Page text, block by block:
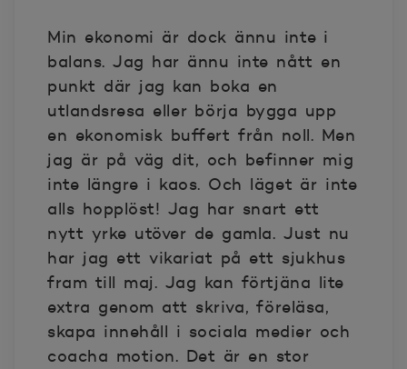
Min ekonomi är dock ännu inte i
balans. Jag har ännu inte nått en
punkt där jag kan boka en
utlandsresa eller börja bygga upp
en ekonomisk buffert från noll. Men
jag är på väg dit, och befinner mig
inte längre i kaos. Och läget är inte
alls hopplöst! Jag har snart ett
nytt yrke utöver de gamla. Just nu
har jag ett vikariat på ett sjukhus
fram till maj. Jag kan förtjäna lite
extra genom att skriva, föreläsa,
skapa innehåll i sociala medier och
coacha motion. Det är en stor